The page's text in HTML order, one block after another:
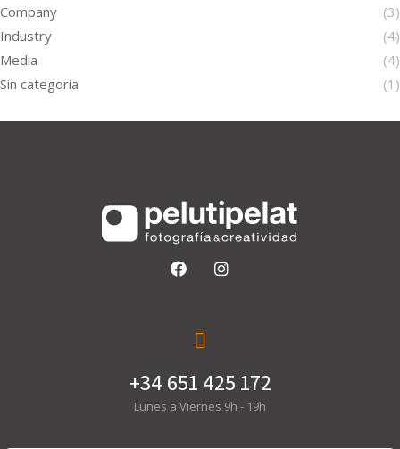
Company
(3)
Industry
(4)
Media
(4)
Sin categoría
(1)
+34 651 425 172
Lunes a Viernes 9h - 19h